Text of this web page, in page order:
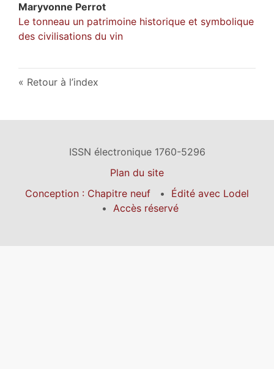
Maryvonne Perrot
Le tonneau un patrimoine historique et symbolique
des civilisations du vin
Retour à l’index
ISSN électronique 1760-5296
Plan du site
Conception : Chapitre neuf
Édité avec Lodel
Accès réservé